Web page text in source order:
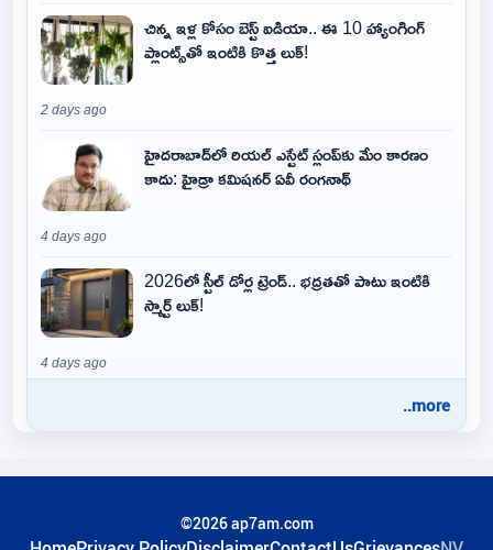
చిన్న ఇళ్ల కోసం బెస్ట్ ఐడియా.. ఈ 10 హ్యాంగింగ్
ప్లాంట్స్‌తో ఇంటికి కొత్త లుక్!
2 days ago
హైదరాబాద్‌లో రియల్ ఎస్టేట్ స్లంప్‌కు మేం కారణం
కాదు: హైడ్రా కమిషనర్ ఏవీ రంగనాథ్
4 days ago
2026లో స్టీల్ డోర్ల ట్రెండ్.. భద్రతతో పాటు ఇంటికి
స్మార్ట్ లుక్!
4 days ago
..more
©2026 ap7am.com